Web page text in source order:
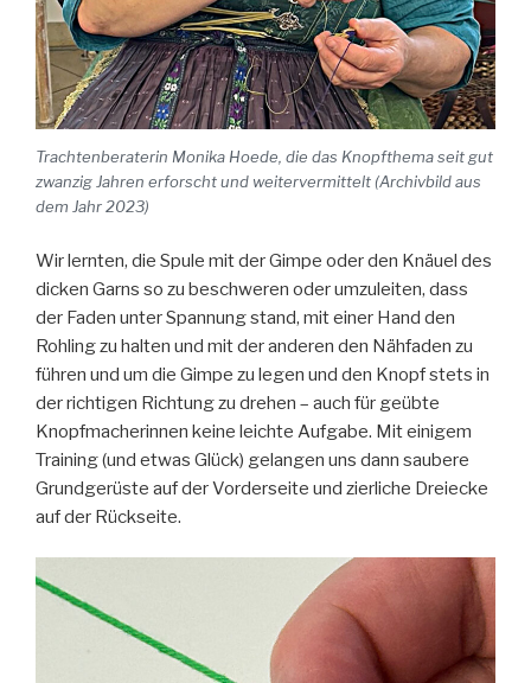
Trachtenberaterin Monika Hoede, die das Knopfthema seit gut
zwanzig Jahren erforscht und weitervermittelt (Archivbild aus
dem Jahr 2023)
Wir lernten, die Spule mit der Gimpe oder den Knäuel des
dicken Garns so zu beschweren oder umzuleiten, dass
der Faden unter Spannung stand, mit einer Hand den
Rohling zu halten und mit der anderen den Nähfaden zu
führen und um die Gimpe zu legen und den Knopf stets in
der richtigen Richtung zu drehen – auch für geübte
Knopfmacherinnen keine leichte Aufgabe. Mit einigem
Training (und etwas Glück) gelangen uns dann saubere
Grundgerüste auf der Vorderseite und zierliche Dreiecke
auf der Rückseite.